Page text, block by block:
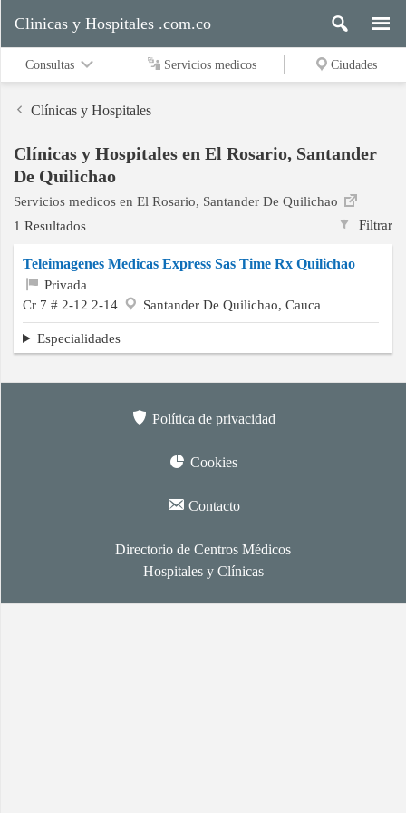
Servicios
medicos
Ciudades
Buscar
Clinicas y Hospitales .com.co
Consultas Servicios medicos Ciudades
Clínicas y Hospitales
Clínicas y Hospitales en El Rosario, Santander
De Quilichao
Servicios medicos en El Rosario, Santander De Quilichao
Filtrar
1 Resultados
Teleimagenes Medicas Express Sas Time Rx Quilichao
Privada
Cr 7 # 2-12 2-14
Santander De Quilichao, Cauca
Especialidades
Política de privacidad
Cookies
Contacto
Directorio de Centros Médicos
Hospitales y Clínicas